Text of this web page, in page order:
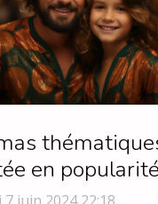
en
de nuit